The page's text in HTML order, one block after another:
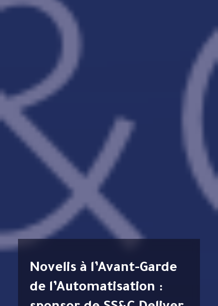
Novelis à l’Avant-Garde
de l’Automatisation :